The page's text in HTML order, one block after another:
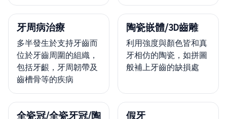
牙周病治療
多半發生於支持牙齒而
位於牙齒周圍的組織，
包括牙齦，牙周韌帶及
齒槽骨等的疾病
陶瓷嵌體/3D齒雕
利用強度與顏色皆和真
牙相仿的陶瓷，如拼圖
般補上牙齒的缺損處
全瓷冠/全瓷牙冠/陶
假牙